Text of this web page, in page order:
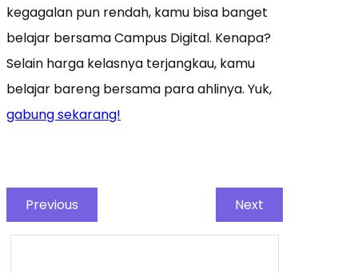
kegagalan pun rendah, kamu bisa banget
belajar bersama Campus Digital. Kenapa?
Selain harga kelasnya terjangkau, kamu
belajar bareng bersama para ahlinya. Yuk,
gabung sekarang!
Previous Next